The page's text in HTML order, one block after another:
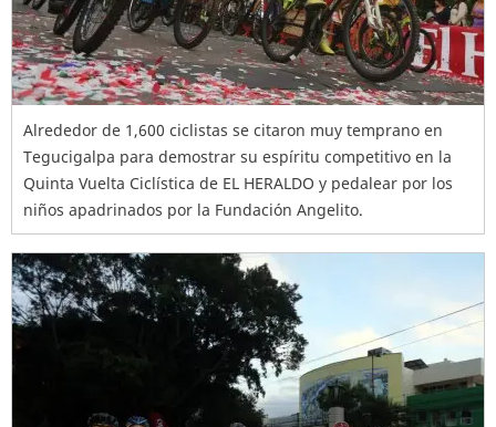
Alrededor de 1,600 ciclistas se citaron muy temprano en
Tegucigalpa para demostrar su espíritu competitivo en la
Quinta Vuelta Ciclística de EL HERALDO y pedalear por los
niños apadrinados por la Fundación Angelito.